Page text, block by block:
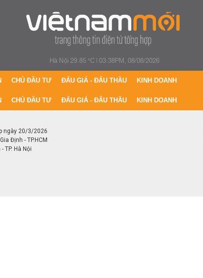
Hà Nội 29.85 °C|03:38PM, 08/08/2026
CHỦ ĐẦU TƯ ĐẤU GIÁ - ĐẤU THẦU KINH DOANH
CHỦ ĐẦU TƯ ĐẤU GIÁ - ĐẤU THẦU KINH DOANH
ngày 20/3/2026
Định - TP.HCM
TP. Hà Nội